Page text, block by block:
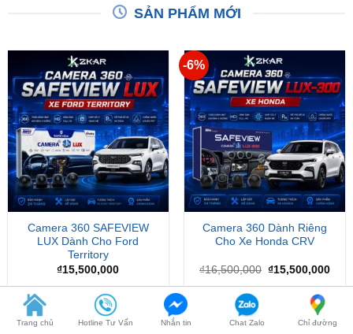
SẢN PHẨM MỚI
Camera 360 SAFEVIEW
LUX Dành Cho Ford
Territory
₫15,500,000
-6%
Camera 360 Dành Riêng
Cho Xe Honda CRV
₫16,500,000 Giá
là:
₫16,500,000.
₫15,500,000Giá
tại
Trang chủ Hotline Tư Vấn Nhắn tin Chat Zalo Chỉ đường